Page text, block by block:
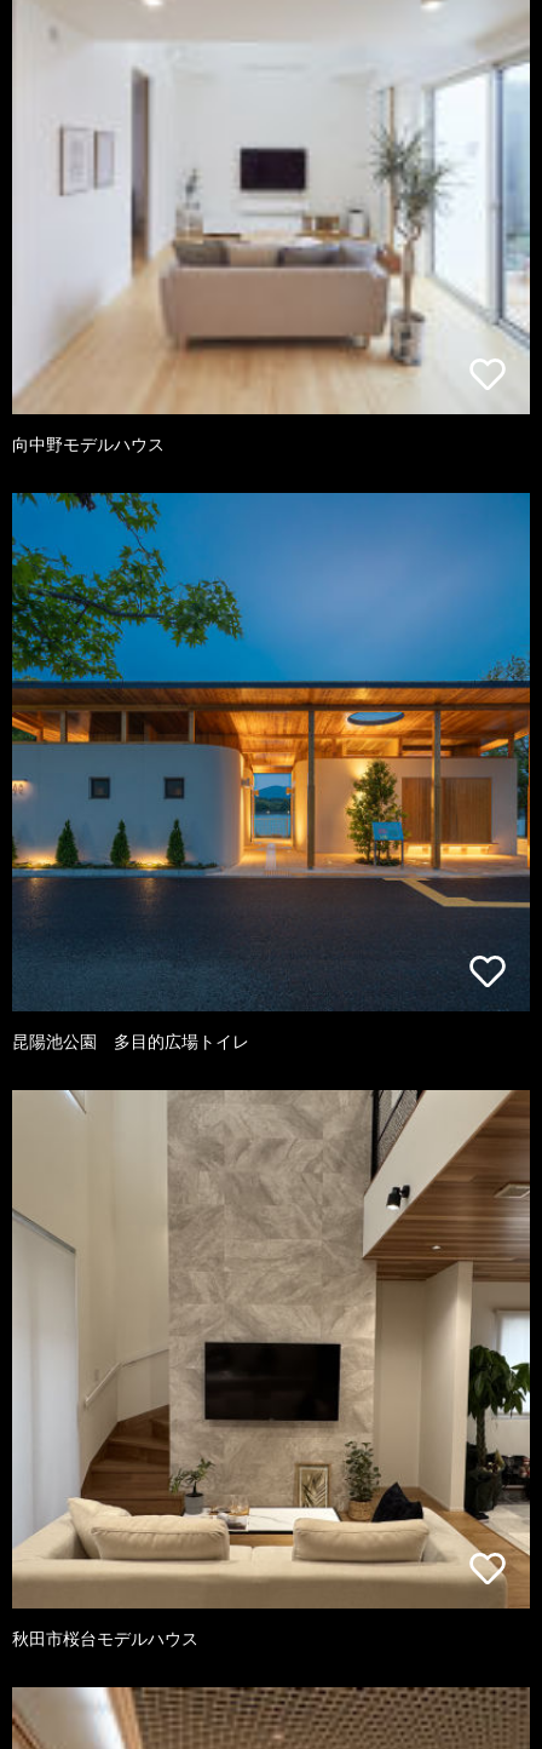
向中野モデルハウス
昆陽池公園 多目的広場トイレ
秋田市桜台モデルハウス